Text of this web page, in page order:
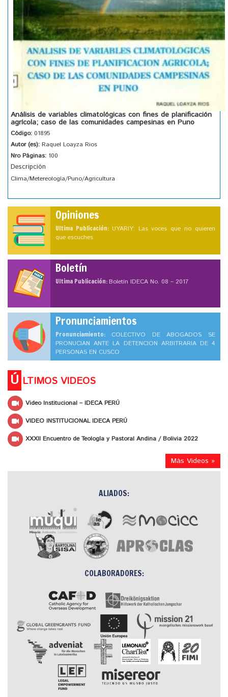
Análisis de variables climatológicas con fines de planificación
agrícola; caso de las comunidades campesinas en Puno
Código: 01895
Autor (es): Raquel Loayza Rios
Nro Páginas: 100
Descripción
Clima/Metereología/Puno/Agricultura
Opiniones
Ultima Publicación: UYARIY: Las voces que no quieren
que escuches
Boletín
Ultima Publicación:Boletín IDECA No. 08 – 2017
Pronunciamientos
Pronunciamiento: COLECTIVO DE ABOGADOS SE
PRONUCIAN ANTE LA DETENCION ARBITRARIA DE 4
PERSONAS EN CUSCO
Ú LTIMOS VIDEOS
Video Institucional – IDECA PERÚ
VIDEO INSTITUCIONAL IDECA PERÚ
XXXII Encuentro de Teología y Pastoral Andina / Bolivia 2022
Más Videos »
ALIADOS:
COLABORADORES: